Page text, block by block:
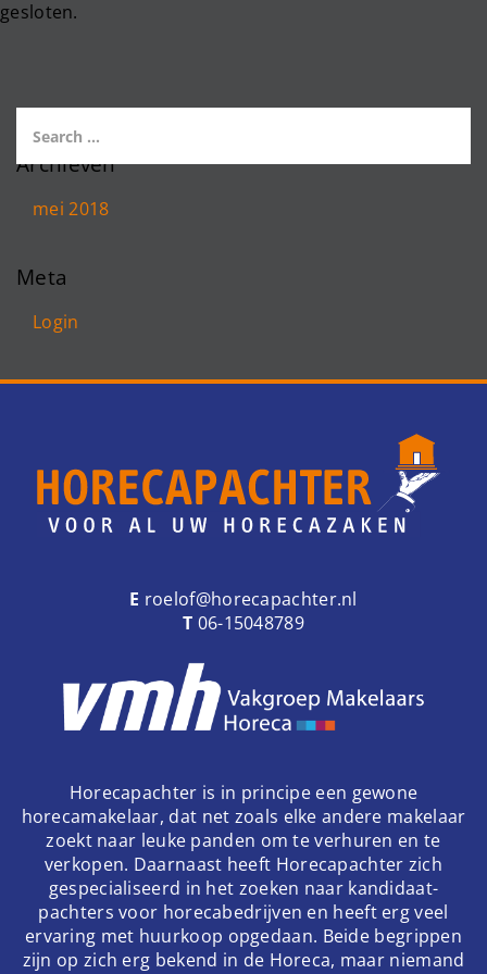
gesloten.
Archieven
mei 2018
Meta
Login
E roelof@horecapachter.nl
T 06-15048789
Horecapachter is in principe een gewone
horecamakelaar, dat net zoals elke andere makelaar
zoekt naar leuke panden om te verhuren en te
verkopen. Daarnaast heeft Horecapachter zich
gespecialiseerd in het zoeken naar kandidaat-
pachters voor horecabedrijven en heeft erg veel
ervaring met huurkoop opgedaan. Beide begrippen
zijn op zich erg bekend in de Horeca, maar niemand